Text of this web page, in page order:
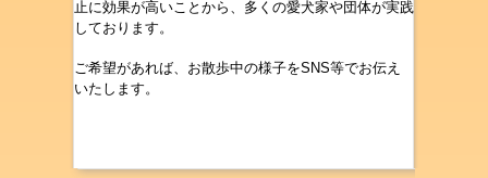
止に効果が高いことから、多くの愛犬家や団体が実践
しております。
ご希望があれば、お散歩中の様子をSNS等でお伝え
いたします。